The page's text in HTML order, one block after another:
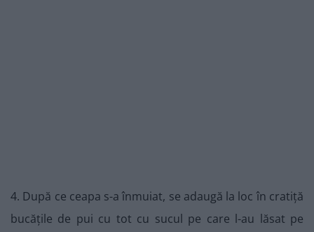
4. După ce ceapa s-a înmuiat, se adaugă la loc în cratiță
bucățile de pui cu tot cu sucul pe care l-au lăsat pe